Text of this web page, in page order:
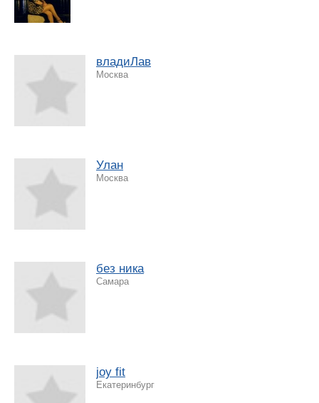
владиЛав
Москва
Улан
Москва
без ника
Самара
joy fit
Екатеринбург